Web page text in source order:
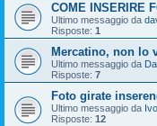
COME INSERIRE
Ultimo messaggio da
Risposte: 1
Mercatino, non lo
Ultimo messaggio da
Risposte: 7
Foto girate
Ultimo messaggio da
Risposte: 12